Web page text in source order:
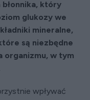
błonnika, który
glukozy we
mineralne,
są niezbędne
organizmu, w tym
wpływać